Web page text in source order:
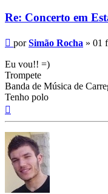
Re: Concerto em
Mensagem
porSimão Rocha » 01
Eu vou!! =)
Trompete
Banda de Música de
Tenho polo